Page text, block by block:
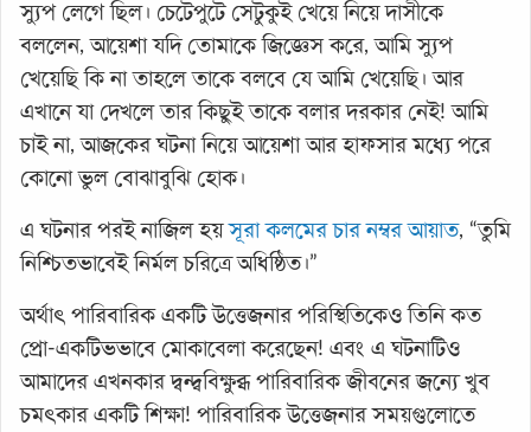
স্যুপ লেগে ছিল। চেটেপুটে সেটুকুই খেয়ে নিয়ে দাসীকে
বললেন, আয়েশা যদি তোমাকে জিজ্ঞেস করে, আমি স্যুপ
খেয়েছি কি না তাহলে তাকে বলবে যে আমি খেয়েছি। আর
এখানে যা দেখলে তার কিছুই তাকে বলার দরকার নেই! আমি
চাই না, আজকের ঘটনা নিয়ে আয়েশা আর হাফসার মধ্যে পরে
কোনো ভুল বোঝাবুঝি হোক।
এ ঘটনার পরই নাজিল হয়সূরা কলমের চার নম্বর আয়াত, “তুমি
নিশ্চিতভাবেই নির্মল চরিত্রে অধিষ্ঠিত।”
অর্থাৎ পারিবারিক একটি উত্তেজনার পরিস্থিতিকেও তিনি কত
প্রো-একটিভভাবে মোকাবেলা করেছেন! এবং এ ঘটনাটিও
আমাদের এখনকার দ্বন্দ্ববিক্ষুব্ধ পারিবারিক জীবনের জন্যে খুব
চমৎকার একটি শিক্ষা! পারিবারিক উত্তেজনার সময়গুলোতে